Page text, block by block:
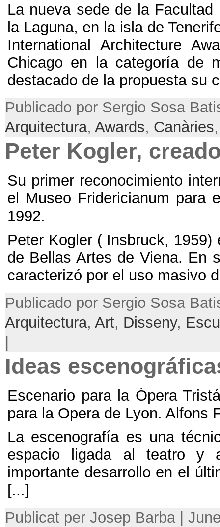
La nueva sede de la
la Laguna, en la isla de
International Architecture
Chicago en la categoría de
destacado de la propuesta su
Publicado por Sergio Sosa
Arquitectura, Awards, Canàries
Peter Kogler,
Su primer reconocimiento
el Museo Fridericianum para
1992.
Peter Kogler( Insbruck, 1959)
de Bellas Artes de Viena. En
caracterizó por el uso masivo
Publicado por Sergio Sosa
Arquitectura, Art, Disseny,
Ideas
Escenario para la Ópera
para la Opera de Lyon. Alfons
La escenografía es una
espacio ligada al teatro y
importante desarrollo en el
[...]
Publicat per Josep Barba |